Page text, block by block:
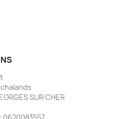
SUR CHER